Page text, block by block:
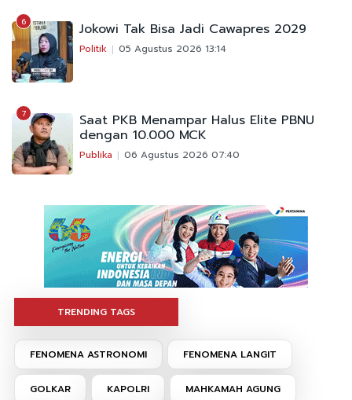
6 Jokowi Tak Bisa Jadi Cawapres 2029
Politik 05 Agustus 2026 13:14
7 Saat PKB Menampar Halus Elite PBNU
dengan 10.000 MCK
Publika 06 Agustus 2026 07:40
TRENDING TAGS
FENOMENA ASTRONOMI FENOMENA LANGIT
GOLKAR KAPOLRI MAHKAMAH AGUNG